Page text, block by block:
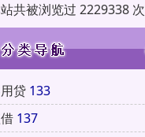
共被浏览过 2229338 次
贷 133
137